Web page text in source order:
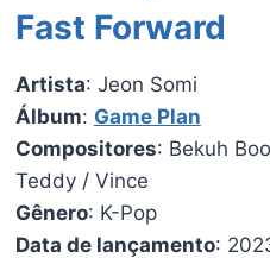
Fast Forward
Artista: Jeon Somi
Álbum: Game Plan
Compositores: Bekuh
Teddy / Vince
Gênero: K-Pop
Data de lançamento: